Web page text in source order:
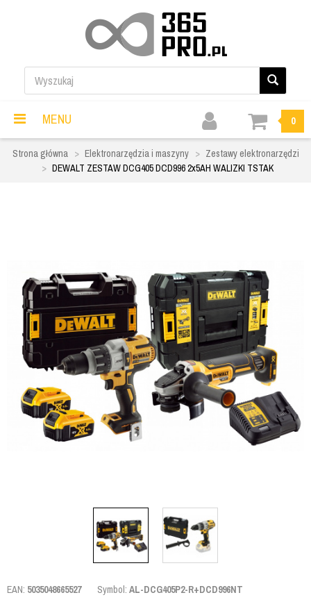
MENU 0
Strona główna Elektronarzędzia i maszyny
Zestawy elektronarzędzi
DEWALT ZESTAW DCG405 DCD996 2x5AH WALIZKI TSTAK
EAN: 5035048665527 Symbol: AL-DCG405P2-R+DCD996NT